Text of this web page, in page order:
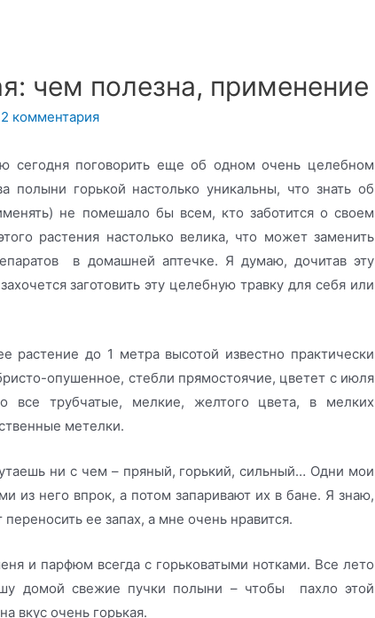
чем полезна, применение
2 комментария
сегодня поговорить еще об одном очень целебном
полыни горькой настолько уникальны, что знать об
не помешало бы всем, кто заботится о своем
растения настолько велика, что может заменить
в домашней аптечке. Я думаю, дочитав эту
заготовить эту целебную травку для себя или
растение до 1 метра высотой известно практически
опушенное, стебли прямостоячие, цветет с июля
все трубчатые, мелкие, желтого цвета, в мелких
метелки.
ни с чем – пряный, горький, сильный… Одни мои
из него впрок, а потом запаривают их в бане. Я знаю,
ее запах, а мне очень нравится.
и парфюм всегда с горьковатыми нотками. Все лето
домой свежие пучки полыни – чтобы пахло этой
вкус очень горькая.